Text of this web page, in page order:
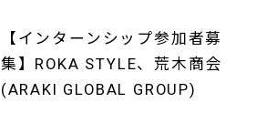
【インターンシップ参加者募
集】ROKA STYLE、荒木商会
(ARAKI GLOBAL GROUP)